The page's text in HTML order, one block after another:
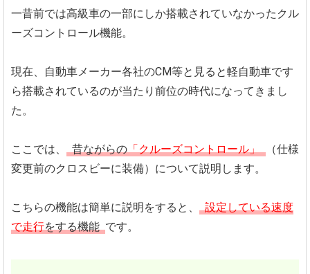
一昔前では高級車の一部にしか搭載されていなかったクル
ーズコントロール機能。
現在、自動車メーカー各社のCM等と見ると軽自動車です
ら搭載されているのが当たり前位の時代になってきまし
た。
ここでは、 昔ながらの「クルーズコントロール」
（仕様
変更前のクロスビーに装備）について説明します。
こちらの機能は簡単に説明をすると、
設定している速度
で走行をする機能 です。